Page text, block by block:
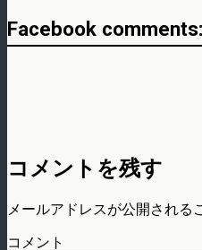
Facebook comments:
コメントを残す
メールアドレスが公開される
コメント